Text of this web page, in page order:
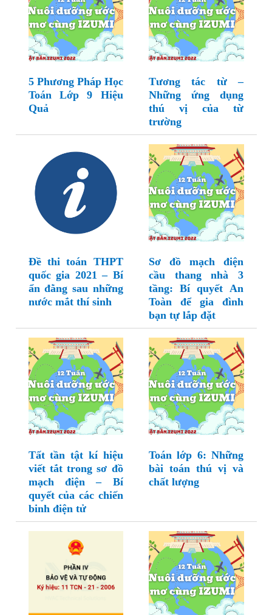
5 Phương Pháp Học
Toán Lớp 9 Hiệu
Quả
Tương tác từ –
Những ứng dụng
thú vị của từ
trường
Đề thi toán THPT
quốc gia 2021 – Bí
ẩn đằng sau những
nước mắt thí sinh
Sơ đồ mạch điện
cầu thang nhà 3
tầng: Bí quyết An
Toàn để gia đình
bạn tự lắp đặt
Tất tần tật kí hiệu
viết tắt trong sơ đồ
mạch điện – Bí
quyết của các chiến
binh điện tử
Toán lớp 6: Những
bài toán thú vị và
chất lượng